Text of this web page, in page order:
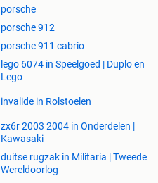
porsche
porsche 912
porsche 911 cabrio
lego 6074 in Speelgoed | Duplo en
Lego
invalide in Rolstoelen
zx6r 2003 2004 in Onderdelen |
Kawasaki
duitse rugzak in Militaria | Tweede
Wereldoorlog